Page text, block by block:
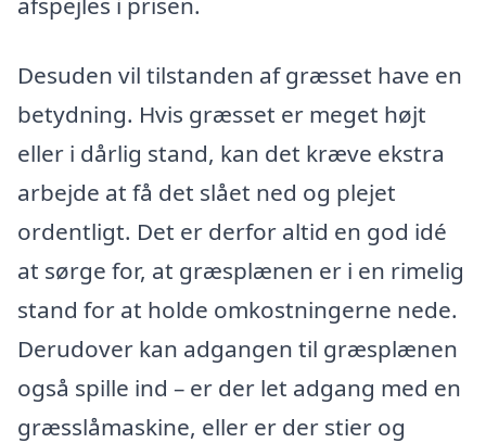
Desuden vil tilstanden af græsset have en
betydning. Hvis græsset er meget højt
eller i dårlig stand, kan det kræve ekstra
arbejde at få det slået ned og plejet
ordentligt. Det er derfor altid en god idé
at sørge for, at græsplænen er i en rimelig
stand for at holde omkostningerne nede.
Derudover kan adgangen til græsplænen
også spille ind – er der let adgang med en
græsslåmaskine, eller er der stier og